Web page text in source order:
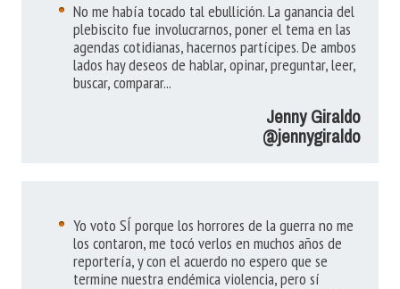
No me había tocado tal ebullición. La ganancia del
plebiscito fue involucrarnos, poner el tema en las
agendas cotidianas, hacernos partícipes. De ambos
lados hay deseos de hablar, opinar, preguntar, leer,
buscar, comparar...
Jenny Giraldo
@jennygiraldo
Yo voto SÍ porque los horrores de la guerra no me
los contaron, me tocó verlos en muchos años de
reportería, y con el acuerdo no espero que se
termine nuestra endémica violencia, pero sí